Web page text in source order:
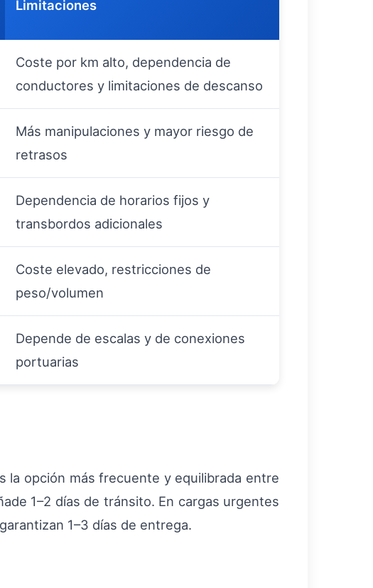
Limitaciones
Coste por km alto, dependencia de
conductores y limitaciones de descanso
Más manipulaciones y mayor riesgo de
retrasos
Dependencia de horarios fijos y
transbordos adicionales
Coste elevado, restricciones de
peso/volumen
Depende de escalas y de conexiones
portuarias
la opción más frecuente y equilibrada entre
1–2 días de tránsito. En cargas urgentes
1–3 días de entrega.